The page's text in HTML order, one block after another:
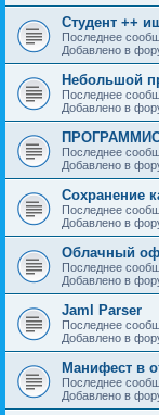
Студент ++
Последнее
Добавлено в
Небольшой
Последнее
Добавлено в
Последнее
Добавлено в
Сохранение
Последнее
Добавлено в
Облачный
Последнее
Добавлено в
Jaml Parser
Последнее
Добавлено в
Манифест в
Последнее
Добавлено в